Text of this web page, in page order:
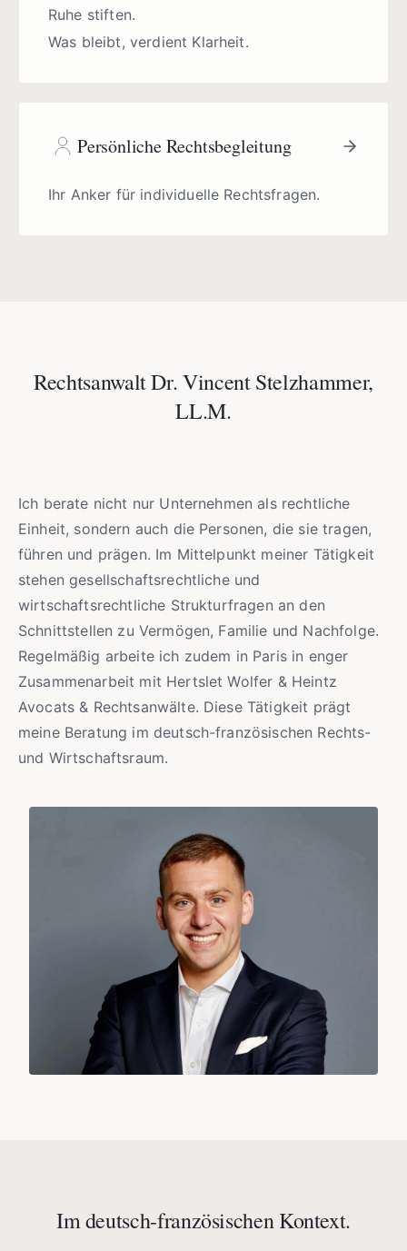
Ruhe stiften.
Was bleibt, verdient Klarheit.
Persönliche Rechtsbegleitung
Ihr Anker für individuelle Rechtsfragen.
Rechtsanwalt Dr. Vincent Stelzhammer,
LL.M.
Ich berate nicht nur Unternehmen als rechtliche
Einheit, sondern auch die Personen, die sie tragen,
führen und prägen. Im Mittelpunkt meiner Tätigkeit
stehen gesellschaftsrechtliche und
wirtschaftsrechtliche Strukturfragen an den
Schnittstellen zu Vermögen, Familie und Nachfolge.
Regelmäßig arbeite ich zudem in Paris in enger
Zusammenarbeit mit Hertslet Wolfer & Heintz
Avocats & Rechtsanwälte. Diese Tätigkeit prägt
meine Beratung im deutsch-französischen Rechts-
und Wirtschaftsraum.
Im deutsch-französischen Kontext.